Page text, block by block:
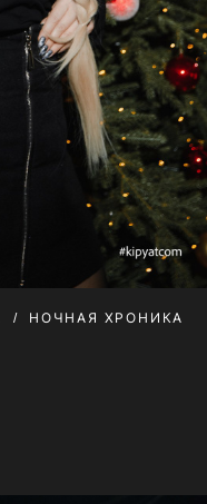
НОЧНАЯ ХРОНИКА